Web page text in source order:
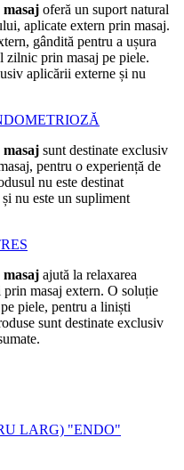
oferă un suport natural
aplicate extern prin masaj.
gândită pentru a ușura
zilnic prin masaj pe piele.
aplicării externe și nu
sunt destinate exclusiv
pentru o experiență de
nu este destinat
nu este un supliment
ajută la relaxarea
masaj extern. O soluție
piele, pentru a liniști
sunt destinate exclusiv